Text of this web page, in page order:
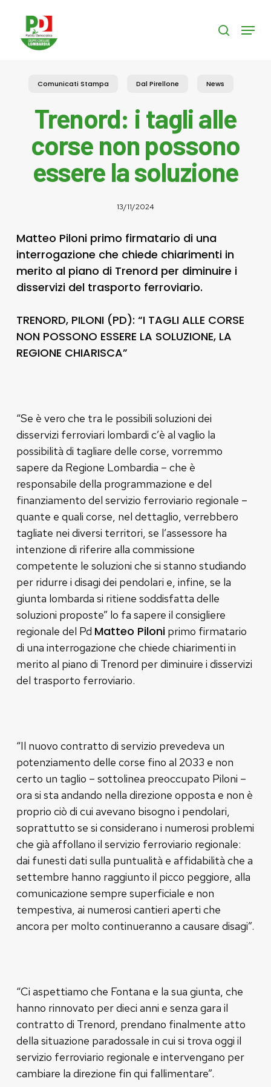
content
search
Menu
Comunicati Stampa Dal Pirellone News
Trenord: i tagli alle
corse non possono
essere la soluzione
13/11/2024
Matteo Piloni primo firmatario di una
interrogazione che chiede chiarimenti in
merito al piano di Trenord per diminuire i
disservizi del trasporto ferroviario.
TRENORD, PILONI (PD): “I TAGLI ALLE CORSE
NON POSSONO ESSERE LA SOLUZIONE, LA
REGIONE CHIARISCA”
“Se è vero che tra le possibili soluzioni dei
disservizi ferroviari lombardi c’è al vaglio la
possibilità di tagliare delle corse, vorremmo
sapere da Regione Lombardia – che è
responsabile della programmazione e del
finanziamento del servizio ferroviario regionale –
quante e quali corse, nel dettaglio, verrebbero
tagliate nei diversi territori, se l’assessore ha
intenzione di riferire alla commissione
competente le soluzioni che si stanno studiando
per ridurre i disagi dei pendolari e, infine, se la
giunta lombarda si ritiene soddisfatta delle
soluzioni proposte” lo fa sapere il consigliere
regionale del Pd Matteo Piloniprimo firmatario
di una interrogazione che chiede chiarimenti in
merito al piano di Trenord per diminuire i disservizi
del trasporto ferroviario.
“Il nuovo contratto di servizio prevedeva un
potenziamento delle corse fino al 2033 e non
certo un taglio – sottolinea preoccupato Piloni –
ora si sta andando nella direzione opposta e non è
proprio ciò di cui avevano bisogno i pendolari,
soprattutto se si considerano i numerosi problemi
che già affollano il servizio ferroviario regionale:
dai funesti dati sulla puntualità e affidabilità che a
settembre hanno raggiunto il picco peggiore, alla
comunicazione sempre superficiale e non
tempestiva, ai numerosi cantieri aperti che
ancora per molto continueranno a causare disagi”.
“Ci aspettiamo che Fontana e la sua giunta, che
hanno rinnovato per dieci anni e senza gara il
contratto di Trenord, prendano finalmente atto
della situazione paradossale in cui si trova oggi il
servizio ferroviario regionale e intervengano per
cambiare la direzione fin qui fallimentare”.